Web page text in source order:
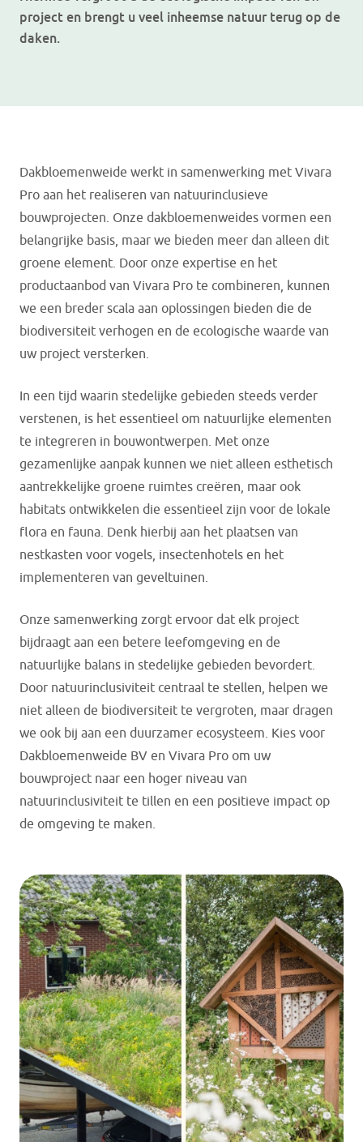
project en brengt u veel inheemse natuur terug op de
daken.
Dakbloemenweide werkt in samenwerking met Vivara
Pro aan het realiseren van natuurinclusieve
bouwprojecten. Onze dakbloemenweides vormen een
belangrijke basis, maar we bieden meer dan alleen dit
groene element. Door onze expertise en het
productaanbod van Vivara Pro te combineren, kunnen
we een breder scala aan oplossingen bieden die de
biodiversiteit verhogen en de ecologische waarde van
uw project versterken.
In een tijd waarin stedelijke gebieden steeds verder
verstenen, is het essentieel om natuurlijke elementen
te integreren in bouwontwerpen. Met onze
gezamenlijke aanpak kunnen we niet alleen esthetisch
aantrekkelijke groene ruimtes creëren, maar ook
habitats ontwikkelen die essentieel zijn voor de lokale
flora en fauna. Denk hierbij aan het plaatsen van
nestkasten voor vogels, insectenhotels en het
implementeren van geveltuinen.
Onze samenwerking zorgt ervoor dat elk project
bijdraagt aan een betere leefomgeving en de
natuurlijke balans in stedelijke gebieden bevordert.
Door natuurinclusiviteit centraal te stellen, helpen we
niet alleen de biodiversiteit te vergroten, maar dragen
we ook bij aan een duurzamer ecosysteem. Kies voor
Dakbloemenweide BV en Vivara Pro om uw
bouwproject naar een hoger niveau van
natuurinclusiviteit te tillen en een positieve impact op
de omgeving te maken.